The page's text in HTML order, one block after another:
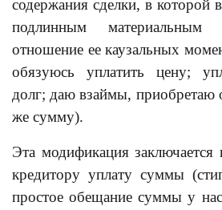
содержания сделки, в которой
подлинным материальным
отношение ее каузальных
обязуюсь уплатить цену;
долг; даю взаймы, приобретаю
же сумму).
Эта модификация
кредитору уплату суммы
простое обещание суммы у